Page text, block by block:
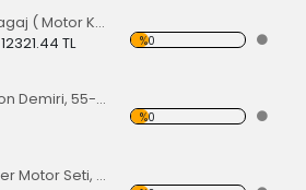
TP1 Port Bagaj ( Motor Kaput Üstü )
12321.44 TL %0
Ön Tampon Demiri, 55-67 EA
%0
Krom Süper Motor Seti, Mavi